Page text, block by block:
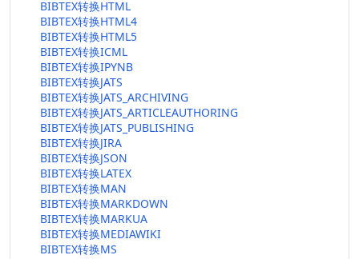
BIBTEX转换HTML
BIBTEX转换HTML4
BIBTEX转换HTML5
BIBTEX转换ICML
BIBTEX转换IPYNB
BIBTEX转换JATS
BIBTEX转换JATS_ARCHIVING
BIBTEX转换JATS_ARTICLEAUTHORING
BIBTEX转换JATS_PUBLISHING
BIBTEX转换JIRA
BIBTEX转换JSON
BIBTEX转换LATEX
BIBTEX转换MAN
BIBTEX转换MARKDOWN
BIBTEX转换MARKUA
BIBTEX转换MEDIAWIKI
BIBTEX转换MS